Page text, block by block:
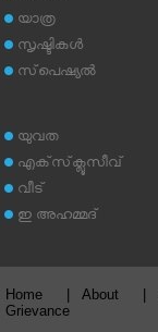
യാത്ര
സൃഷ്ടികള്‍
സ്‌പെഷ്യല്‍
യുവത
എക്‌സ്‌ക്ലൂസീവ്
വീട്
ഇ അഹമ്മദ്‌
Home About
Grievance